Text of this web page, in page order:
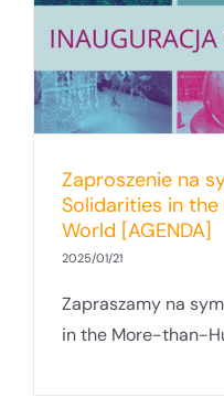
Zaproszenie na
Solidarities in
World [AGENDA]
2025/01/21
Zapraszamy na
in the More-than-